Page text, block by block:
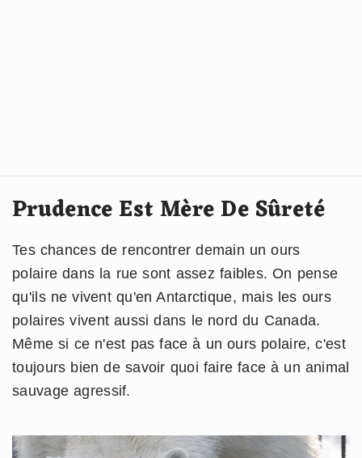
Prudence Est Mère De Sûreté
Tes chances de rencontrer demain un ours
polaire dans la rue sont assez faibles. On pense
qu'ils ne vivent qu'en Antarctique, mais les ours
polaires vivent aussi dans le nord du Canada.
Même si ce n'est pas face à un ours polaire, c'est
toujours bien de savoir quoi faire face à un animal
sauvage agressif.